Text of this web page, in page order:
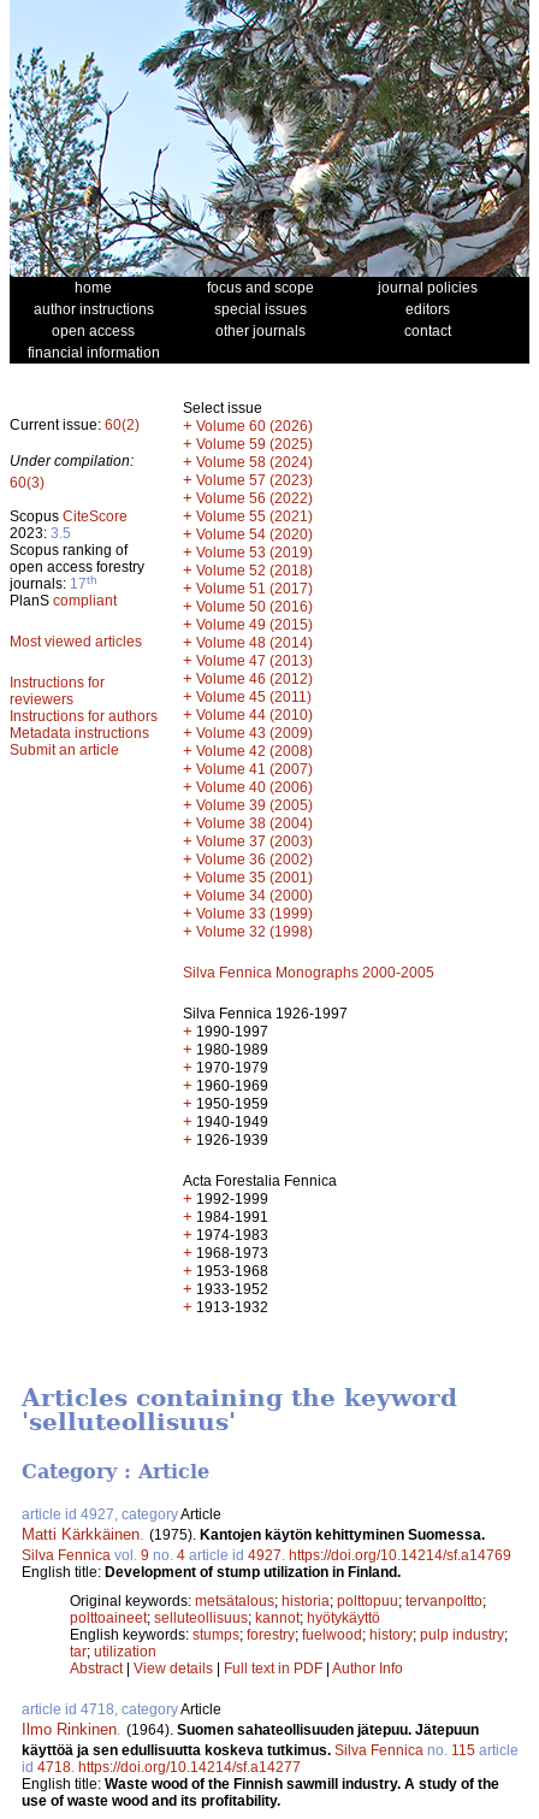
home focus and scope
journal policies
author instructions
special issues
editors
open access
other journals
contact
financial information
Current issue: 60(2)
Under compilation:
60(3)
Scopus CiteScore
2023: 3.5
Scopus ranking of
open access forestry
journals: 17th
PlanS compliant
Most viewed articles
Instructions for
reviewers
Instructions for authors
Metadata instructions
Submit an article
Select issue
+ Volume 60 (2026)
+ Volume 59 (2025)
+ Volume 58 (2024)
+ Volume 57 (2023)
+ Volume 56 (2022)
+ Volume 55 (2021)
+ Volume 54 (2020)
+ Volume 53 (2019)
+ Volume 52 (2018)
+ Volume 51 (2017)
+ Volume 50 (2016)
+ Volume 49 (2015)
+ Volume 48 (2014)
+ Volume 47 (2013)
+ Volume 46 (2012)
+ Volume 45 (2011)
+ Volume 44 (2010)
+ Volume 43 (2009)
+ Volume 42 (2008)
+ Volume 41 (2007)
+ Volume 40 (2006)
+ Volume 39 (2005)
+ Volume 38 (2004)
+ Volume 37 (2003)
+ Volume 36 (2002)
+ Volume 35 (2001)
+ Volume 34 (2000)
+ Volume 33 (1999)
+ Volume 32 (1998)
Silva Fennica Monographs 2000-2005
Silva Fennica 1926-1997
+ 1990-1997
+ 1980-1989
+ 1970-1979
+ 1960-1969
+ 1950-1959
+ 1940-1949
+ 1926-1939
Acta Forestalia Fennica
+ 1992-1999
+ 1984-1991
+ 1974-1983
+ 1968-1973
+ 1953-1968
+ 1933-1952
+ 1913-1932
Articles containing the keyword
'selluteollisuus'
Category : Article
article id 4927, categoryArticle
Matti Kärkkäinen (1975). Kantojen käytön kehittyminen Suomessa.
Silva Fennica vol. 9 no. 4 article id 4927 https://doi.org/10.14214/sf.a14769
English title: Development of stump utilization in Finland.
Original keywords: metsätalous; historia; polttopuu; tervanpoltto;
polttoaineet; selluteollisuus; kannot; hyötykäyttö
English keywords: stumps; forestry; fuelwood; history; pulp industry;
tar; utilization
Abstract| View details | Full text in PDF | Author Info
article id 4718, categoryArticle
Ilmo Rinkinen (1964). Suomen sahateollisuuden jätepuu. Jätepuun
käyttöä ja sen edullisuutta koskeva tutkimus. Silva Fennica no. 115 article
id 4718 https://doi.org/10.14214/sf.a14277
English title: Waste wood of the Finnish sawmill industry. A study of the
use of waste wood and its profitability.